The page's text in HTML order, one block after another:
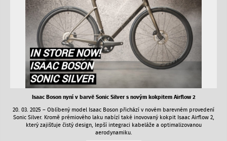
Isaac Boson nyní v barvě Sonic Silver s novým kokpitem Airflow 2
20. 03. 2025 – Oblíbený model Isaac Boson přichází v novém barevném provedení
Sonic Silver. Kromě prémiového laku nabízí také inovovaný kokpit Isaac Airflow 2,
který zajišťuje čistý design, lepší integraci kabeláže a optimalizovanou
aerodynamiku.